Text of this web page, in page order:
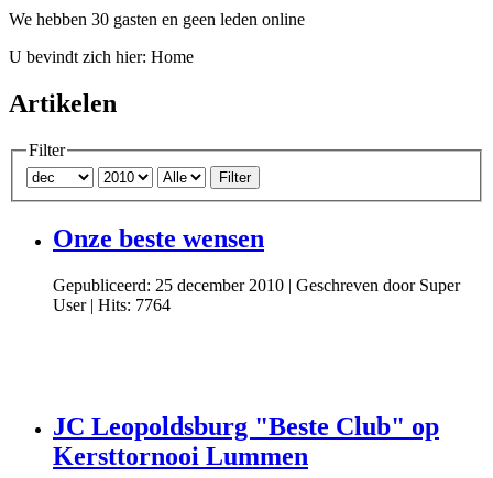
We hebben 30 gasten en geen leden online
U bevindt zich hier: Home
Artikelen
Filter
Filter
Onze beste wensen
Gepubliceerd: 25 december 2010 | Geschreven door Super
User| Hits: 7764
JC Leopoldsburg "Beste Club" op
Kersttornooi Lummen